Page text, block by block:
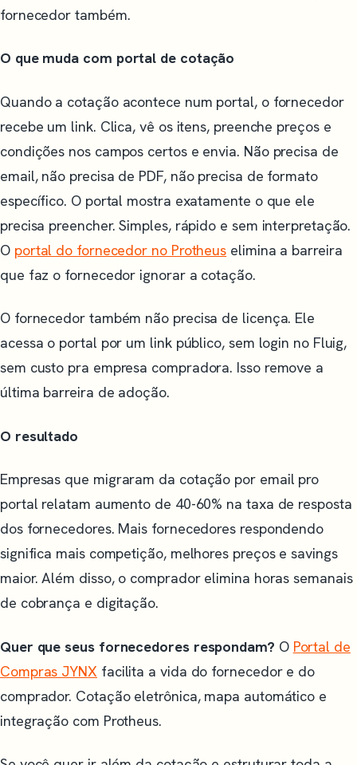
fornecedor também.
O que muda com portal de cotação
Quando a cotação acontece num portal, o fornecedor
recebe um link. Clica, vê os itens, preenche preços e
condições nos campos certos e envia. Não precisa de
email, não precisa de PDF, não precisa de formato
específico. O portal mostra exatamente o que ele
precisa preencher. Simples, rápido e sem interpretação.
O portal do fornecedor no Protheus elimina a barreira
que faz o fornecedor ignorar a cotação.
O fornecedor também não precisa de licença. Ele
acessa o portal por um link público, sem login no Fluig,
sem custo pra empresa compradora. Isso remove a
última barreira de adoção.
O resultado
Empresas que migraram da cotação por email pro
portal relatam aumento de 40-60% na taxa de resposta
dos fornecedores. Mais fornecedores respondendo
significa mais competição, melhores preços e savings
maior. Além disso, o comprador elimina horas semanais
de cobrança e digitação.
Quer que seus fornecedores respondam? O Portal de
Compras JYNX facilita a vida do fornecedor e do
comprador. Cotação eletrônica, mapa automático e
integração com Protheus.